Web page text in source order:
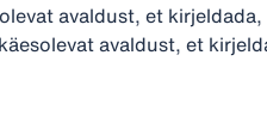
avaldust, et
avaldust, et